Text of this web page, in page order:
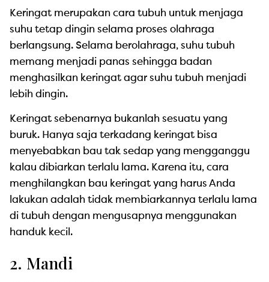
Keringat merupakan cara tubuh untuk menjaga
suhu tetap dingin selama proses olahraga
berlangsung. Selama berolahraga, suhu tubuh
memang menjadi panas sehingga badan
menghasilkan keringat agar suhu tubuh menjadi
lebih dingin.
Keringat sebenarnya bukanlah sesuatu yang
buruk. Hanya saja terkadang keringat bisa
menyebabkan bau tak sedap yang mengganggu
kalau dibiarkan terlalu lama. Karena itu, cara
menghilangkan bau keringat yang harus Anda
lakukan adalah tidak membiarkannya terlalu lama
di tubuh dengan mengusapnya menggunakan
handuk kecil.
2. Mandi